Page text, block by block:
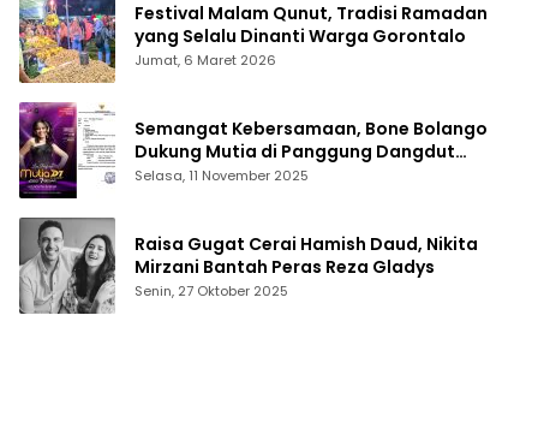
Festival Malam Qunut, Tradisi Ramadan
yang Selalu Dinanti Warga Gorontalo
Jumat, 6 Maret 2026
Semangat Kebersamaan, Bone Bolango
Dukung Mutia di Panggung Dangdut
Academy 7
Selasa, 11 November 2025
Raisa Gugat Cerai Hamish Daud, Nikita
Mirzani Bantah Peras Reza Gladys
Senin, 27 Oktober 2025